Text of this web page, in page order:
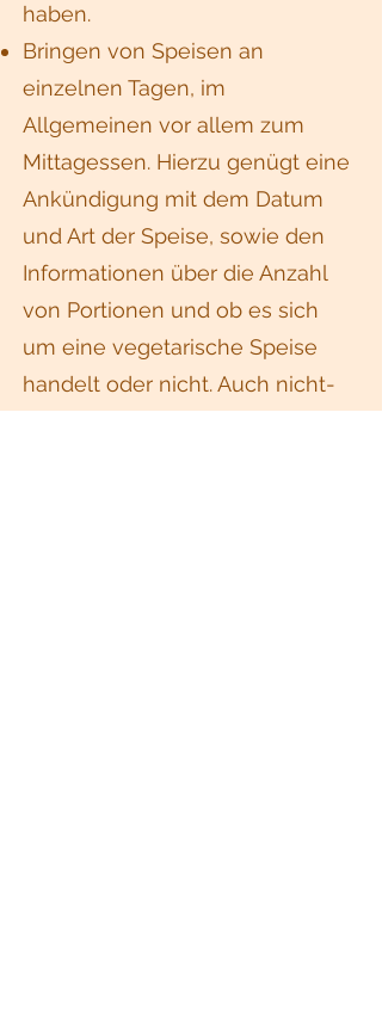
haben.
Bringen von Speisen an
einzelnen Tagen, im
Allgemeinen vor allem zum
Mittagessen. Hierzu genügt eine
Ankündigung mit dem Datum
und Art der Speise, sowie den
Informationen über die Anzahl
von Portionen und ob es sich
um eine vegetarische Speise
handelt oder nicht. Auch nicht-